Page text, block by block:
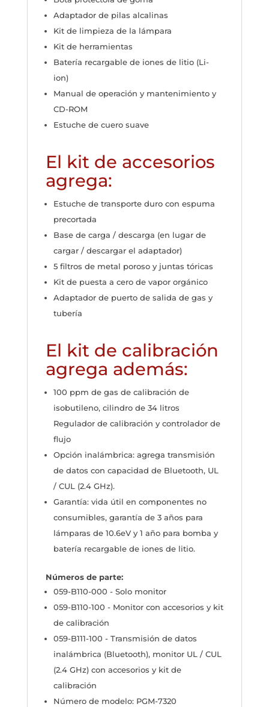
Adaptador de pilas alcalinas
Kit de limpieza de la lámpara
Kit de herramientas
Batería recargable de iones de litio (Li-
ion)
Manual de operación y mantenimiento y
CD-ROM
Estuche de cuero suave
El kit de accesorios
agrega:
Estuche de transporte duro con espuma
precortada
Base de carga / descarga (en lugar de
cargar / descargar el adaptador)
5 filtros de metal poroso y juntas tóricas
Kit de puesta a cero de vapor orgánico
Adaptador de puerto de salida de gas y
tubería
El kit de calibración
agrega además:
100 ppm de gas de calibración de
isobutileno, cilindro de 34 litros
Regulador de calibración y controlador de
flujo
Opción inalámbrica: agrega transmisión
de datos con capacidad de Bluetooth, UL
/ CUL (2.4 GHz).
Garantía: vida útil en componentes no
consumibles, garantía de 3 años para
lámparas de 10.6eV y 1 año para bomba y
batería recargable de iones de litio.
Números de parte:
059-B110-000 - Solo monitor
059-B110-100 - Monitor con accesorios y kit
de calibración
059-B111-100 - Transmisión de datos
inalámbrica (Bluetooth), monitor UL / CUL
(2.4 GHz) con accesorios y kit de
calibración
Número de modelo: PGM-7320